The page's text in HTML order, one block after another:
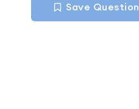
Save Question